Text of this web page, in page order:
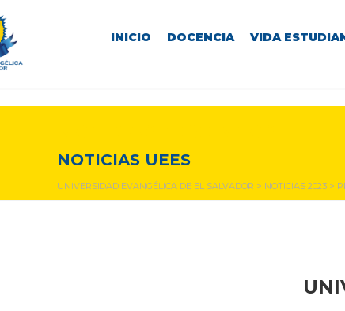
INICIO DOCENCIA VIDA
NOTICIAS UEES
UNIVERSIDAD EVANGÉLICA DE EL SALVADOR > NOTICIAS 2023 >